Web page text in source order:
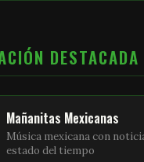
DESTACADA
Mañanitas Mexicanas
Música mexicana con
estado del tiempo